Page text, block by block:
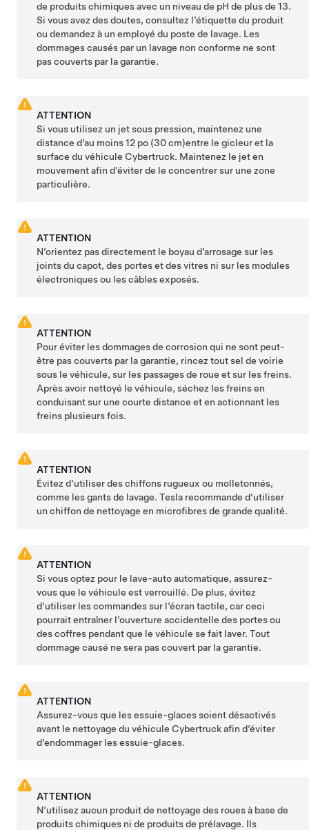
de produits chimiques avec un niveau de pH de plus de 13.
Si vous avez des doutes, consultez l’étiquette du produit
ou demandez à un employé du poste de lavage. Les
dommages causés par un lavage non conforme ne sont
pas couverts par la garantie.
ATTENTION
Si vous utilisez un jet sous pression, maintenez une
distance d’au moins12 po (30 cm)entre le gicleur et la
surface du véhicule Cybertruck. Maintenez le jet en
mouvement afin d’éviter de le concentrer sur une zone
particulière.
ATTENTION
N’orientez pas directement le boyau d’arrosage sur les
joints du capot, des portes et des vitres ni sur les modules
électroniques ou les câbles exposés.
ATTENTION
Pour éviter les dommages de corrosion qui ne sont peut-
être pas couverts par la garantie, rincez tout sel de voirie
sous le véhicule, sur les passages de roue et sur les freins.
Après avoir nettoyé le véhicule, séchez les freins en
conduisant sur une courte distance et en actionnant les
freins plusieurs fois.
ATTENTION
Évitez d’utiliser des chiffons rugueux ou molletonnés,
comme les gants de lavage. Tesla recommande d’utiliser
un chiffon de nettoyage en microfibres de grande qualité.
ATTENTION
Si vous optez pour le lave-auto automatique, assurez-
vous que le véhicule est verrouillé. De plus, évitez
d’utiliser les commandes sur l’écran tactile, car ceci
pourrait entraîner l’ouverture accidentelle des portes ou
des coffres pendant que le véhicule se fait laver. Tout
dommage causé ne sera pas couvert par la garantie.
ATTENTION
Assurez-vous que les essuie-glaces soient désactivés
avant le nettoyage du véhicule Cybertruckafin d’éviter
d’endommager les essuie-glaces.
ATTENTION
N’utilisez aucun produit de nettoyage des roues à base de
produits chimiques ni de produits de prélavage. Ils